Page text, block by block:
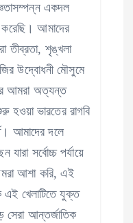
একদল
আমাদের
তীব্রতা, শৃঙ্খলা
উদ্বোধনী মৌসুমে
আমরা অত্যন্ত
হওয়া ভারতের রাগবি
আমাদের দলে
সর্বোচ্চ পর্যায়ে
আশা করি, এই
খেলাটিতে যুক্ত
সেরা আন্তর্জাতিক